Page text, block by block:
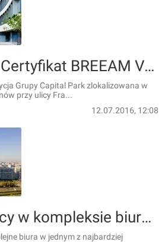
[Warszawa] Certyfikat BREEAM Very Good dla Royal Wilanów
Grupy Capital Park zlokalizowana w
przy ulicy Fra...
12.07.2016, 12:08
Nowi najemcy w kompleksie biurowym Forest w Warszawie
biura w jednym z najbardziej